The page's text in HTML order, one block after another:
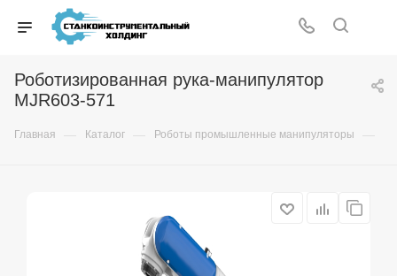
Роботизированная рука-манипулятор
MJR603-571
Главная — Каталог — Роботы промышленные манипуляторы —